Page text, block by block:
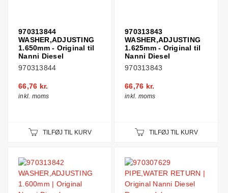
970313844
WASHER,ADJUSTING
1.650mm - Original til
Nanni Diesel
970313844
66,76 kr.
inkl. moms
TILFØJ TIL KURV
970313843
WASHER,ADJUSTING
1.625mm - Original til
Nanni Diesel
970313843
66,76 kr.
inkl. moms
TILFØJ TIL KURV